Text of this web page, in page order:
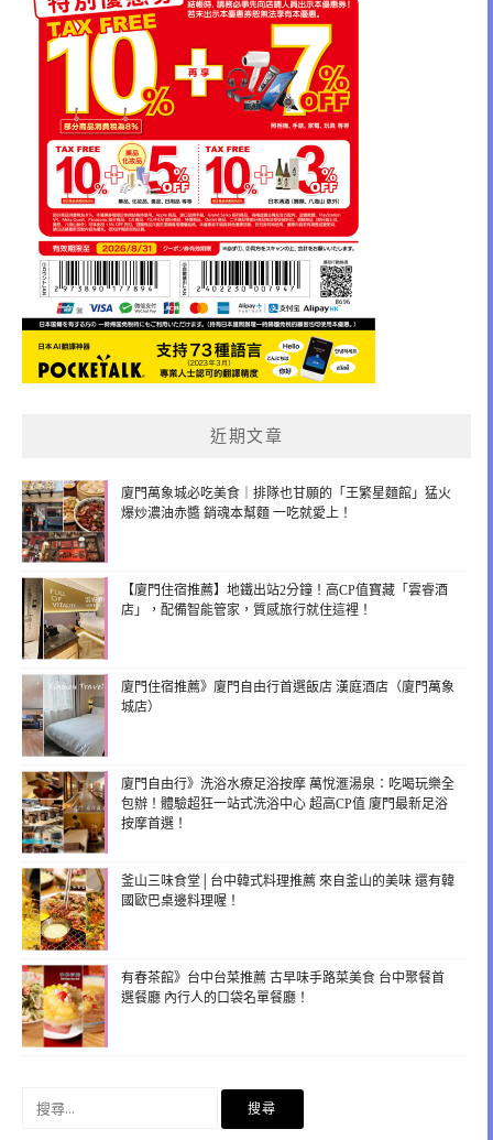
近期文章
廈門萬象城必吃美食｜排隊也甘願的「王繁星麵館」猛火
爆炒濃油赤醬 銷魂本幫麵 一吃就愛上！
【廈門住宿推薦】地鐵出站2分鐘！高CP值寶藏「雲睿酒
店」，配備智能管家，質感旅行就住這裡！
廈門住宿推薦》廈門自由行首選飯店 漢庭酒店（廈門萬象
城店）
廈門自由行》洗浴水療足浴按摩 萬悅滙湯泉：吃喝玩樂全
包辦！體驗超狂一站式洗浴中心 超高CP值 廈門最新足浴
按摩首選！
釜山三味食堂│台中韓式料理推薦 來自釜山的美味 還有韓
國歐巴桌邊料理喔！
有春茶館》台中台菜推薦 古早味手路菜美食 台中聚餐首
選餐廳 內行人的口袋名單餐廳！